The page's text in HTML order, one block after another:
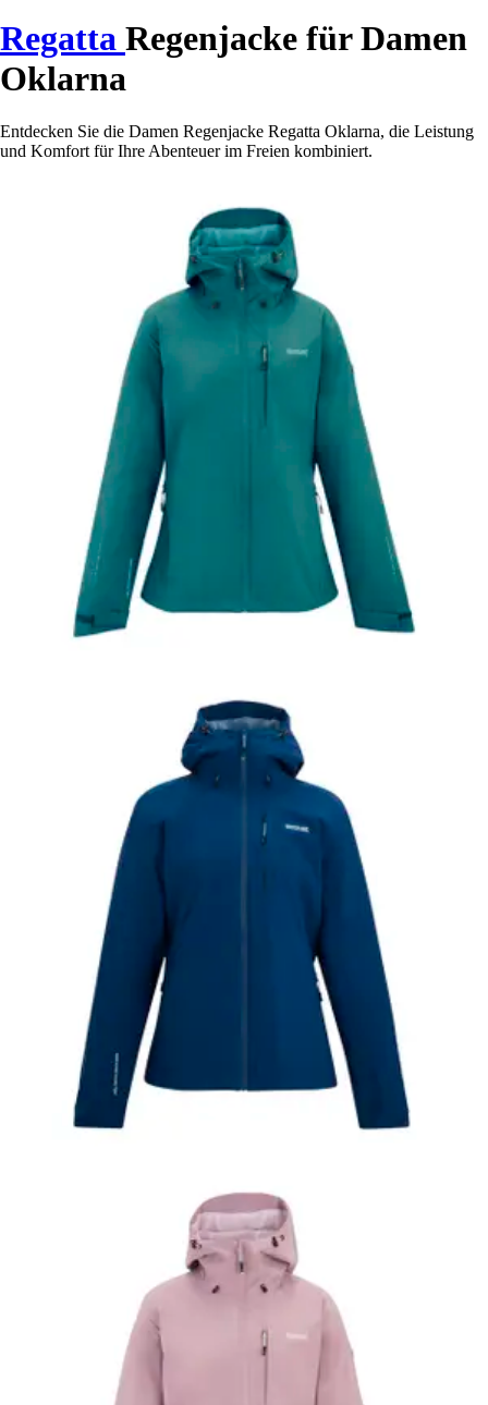
Regatta Regenjacke für Damen
Oklarna
Entdecken Sie die Damen Regenjacke Regatta Oklarna, die Leistung
und Komfort für Ihre Abenteuer im Freien kombiniert.